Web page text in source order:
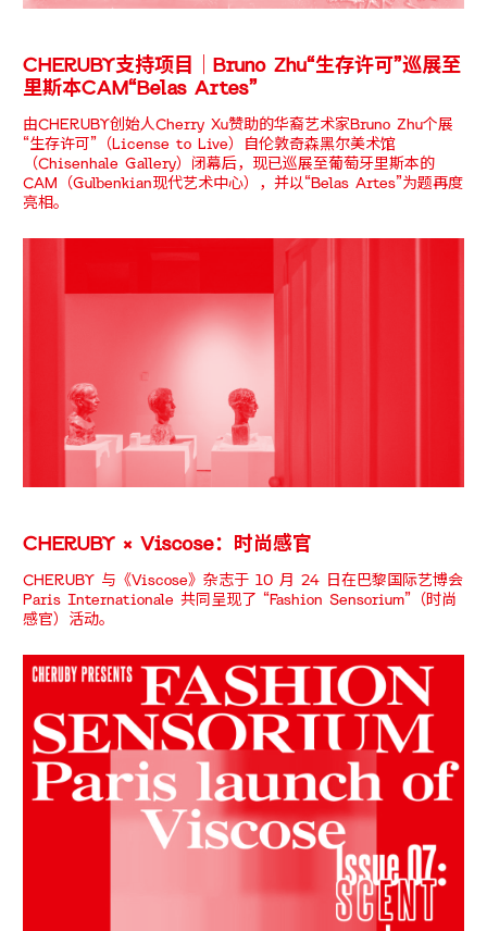
CHERUBY支持项目｜Bruno Zhu“生存许可”巡展至
里斯本CAM“Belas Artes”
由CHERUBY创始人Cherry Xu赞助的华裔艺术家Bruno Zhu个展
“生存许可”（License to Live）自伦敦奇森黑尔美术馆
（Chisenhale Gallery）闭幕后，现已巡展至葡萄牙里斯本的
CAM（Gulbenkian现代艺术中心），并以“Belas Artes”为题再度
亮相。
CHERUBY × Viscose：时尚感官
CHERUBY 与《Viscose》杂志于 10 月 24 日在巴黎国际艺博会
Paris Internationale 共同呈现了 “Fashion Sensorium”（时尚
感官）活动。